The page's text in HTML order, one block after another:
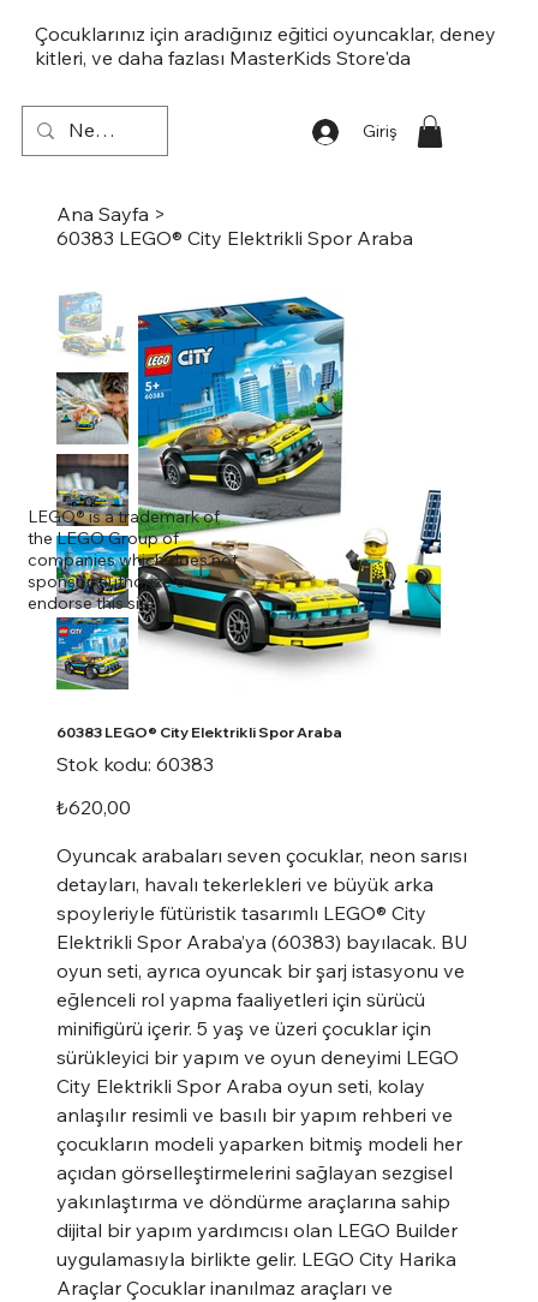
Çocuklarınız için aradığınız eğitici oyuncaklar, deney
kitleri, ve daha fazlası MasterKids Store'da
Giriş
Ana Sayfa >
60383 LEGO® City Elektrikli Spor Araba
60383 LEGO® City Elektrikli Spor Araba
Stok kodu:
Stok
kodu:
60383
Fiyat
₺620,00
Oyuncak arabaları seven çocuklar, neon sarısı
detayları, havalı tekerlekleri ve büyük arka
spoyleriyle fütüristik tasarımlı LEGO® City
Elektrikli Spor Araba’ya (60383) bayılacak. BU
oyun seti, ayrıca oyuncak bir şarj istasyonu ve
eğlenceli rol yapma faaliyetleri için sürücü
minifigürü içerir. 5 yaş ve üzeri çocuklar için
sürükleyici bir yapım ve oyun deneyimi LEGO
City Elektrikli Spor Araba oyun seti, kolay
anlaşılır resimli ve basılı bir yapım rehberi ve
çocukların modeli yaparken bitmiş modeli her
açıdan görselleştirmelerini sağlayan sezgisel
yakınlaştırma ve döndürme araçlarına sahip
dijital bir yapım yardımcısı olan LEGO Builder
uygulamasıyla birlikte gelir. LEGO City Harika
Araçlar Çocuklar inanılmaz araçları ve
LEGO® is a trademark of
the LEGO Group of
companies which does not
sponsor, authorize or
endorse this site.